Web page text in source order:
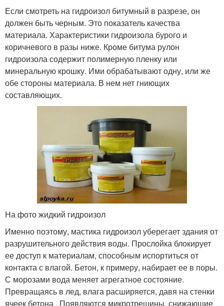
Если смотреть на гидроизол битумный в разрезе, он
должен быть черным. Это показатель качества
материала. Характеристики гидроизола бурого и
коричневого в разы ниже. Кроме битума рулон
гидроизола содержит полимерную пленку или
минеральную крошку. Ими обрабатывают одну, или же
обе стороны материала. В нем нет гниющих
составляющих.
На фото жидкий гидроизол
Именно поэтому, мастика гидроизол уберегает здания от
разрушительного действия воды. Прослойка блокирует
ее доступ к материалам, способным испортиться от
контакта с влагой. Бетон, к примеру, набирает ее в поры.
С морозами вода меняет агрегатное состояние.
Превращаясь в лед, влага расширяется, давя на стенки
ячеек бетона . Появляются микротрещины, снижающие